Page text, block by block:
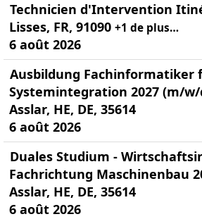
Technicien d'Intervention
Lisses, FR, 91090 +1 de plus…
6 août 2026
Ausbildung Fachinformatiker
Systemintegration 2027 (m/
Asslar, HE, DE, 35614
6 août 2026
Duales Studium -
Fachrichtung Maschinenbau
Asslar, HE, DE, 35614
6 août 2026